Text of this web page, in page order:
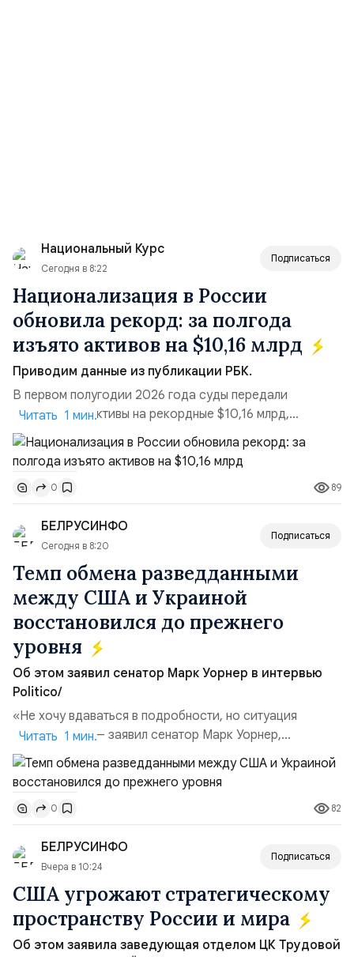
Национальный Курс
Сегодня в 8:22
Подписаться
Национализация в России
обновила рекорд: за полгода
изъято активов на $10,16 млрд
Приводим данные из публикации РБК.
В первом полугодии 2026 года суды передали
государству активы на рекордные $10,16 млрд,
подсчитали аналитики AK&M. Это в 2,5 раза больше,
чем за аналогичный период 2025 года ($3,95 млрд).
Всего зафиксировано 15 национализационных
транзакций, которые обеспечили 42,2% денежного
объёма всего российского рынка слияний и
поглощений. Крупнейшей ...
Читать 1 мин.
0 89
БЕЛРУСИНФО
Сегодня в 8:20
Подписаться
Темп обмена разведданными
между США и Украиной
восстановился до прежнего
уровня
Об этом заявил сенатор Марк Уорнер в интервью
Politico/
«Не хочу вдаваться в подробности, но ситуация
улучшилась», — заявил сенатор Марк Уорнер,
высокопоставленный член комитета по разведке,
добавив, что использование Украиной беспилотников и
ракет большой дальности позволило ей наносить
удары вглубь российской территории и укрепило её
позиции.Сотрудничество со стороны США стало
ключом к позитивному пов...
Читать 1 мин.
0 82
БЕЛРУСИНФО
Вчера в 10:24
Подписаться
США угрожают стратегическому
пространству России и мира
Об этом заявила заведующая отделом ЦК Трудовой